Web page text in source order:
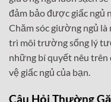
đảm bảo được giấc ngủ
Chăm sóc giường ngủ
trì môi trường sống lý
những bí quyết nêu trên
vệ giấc ngủ của bạn.
Câu Hỏi Thường